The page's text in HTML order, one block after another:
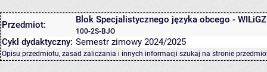
Przedmiot: Blok Specjalistycznego języka obcego - WILiGZ
100-2S-BJO
Cykl dydaktyczny: Semestr zimowy 2024/2025
Opisu przedmiotu, zasad zaliczania i innych informacji szukaj na stronie